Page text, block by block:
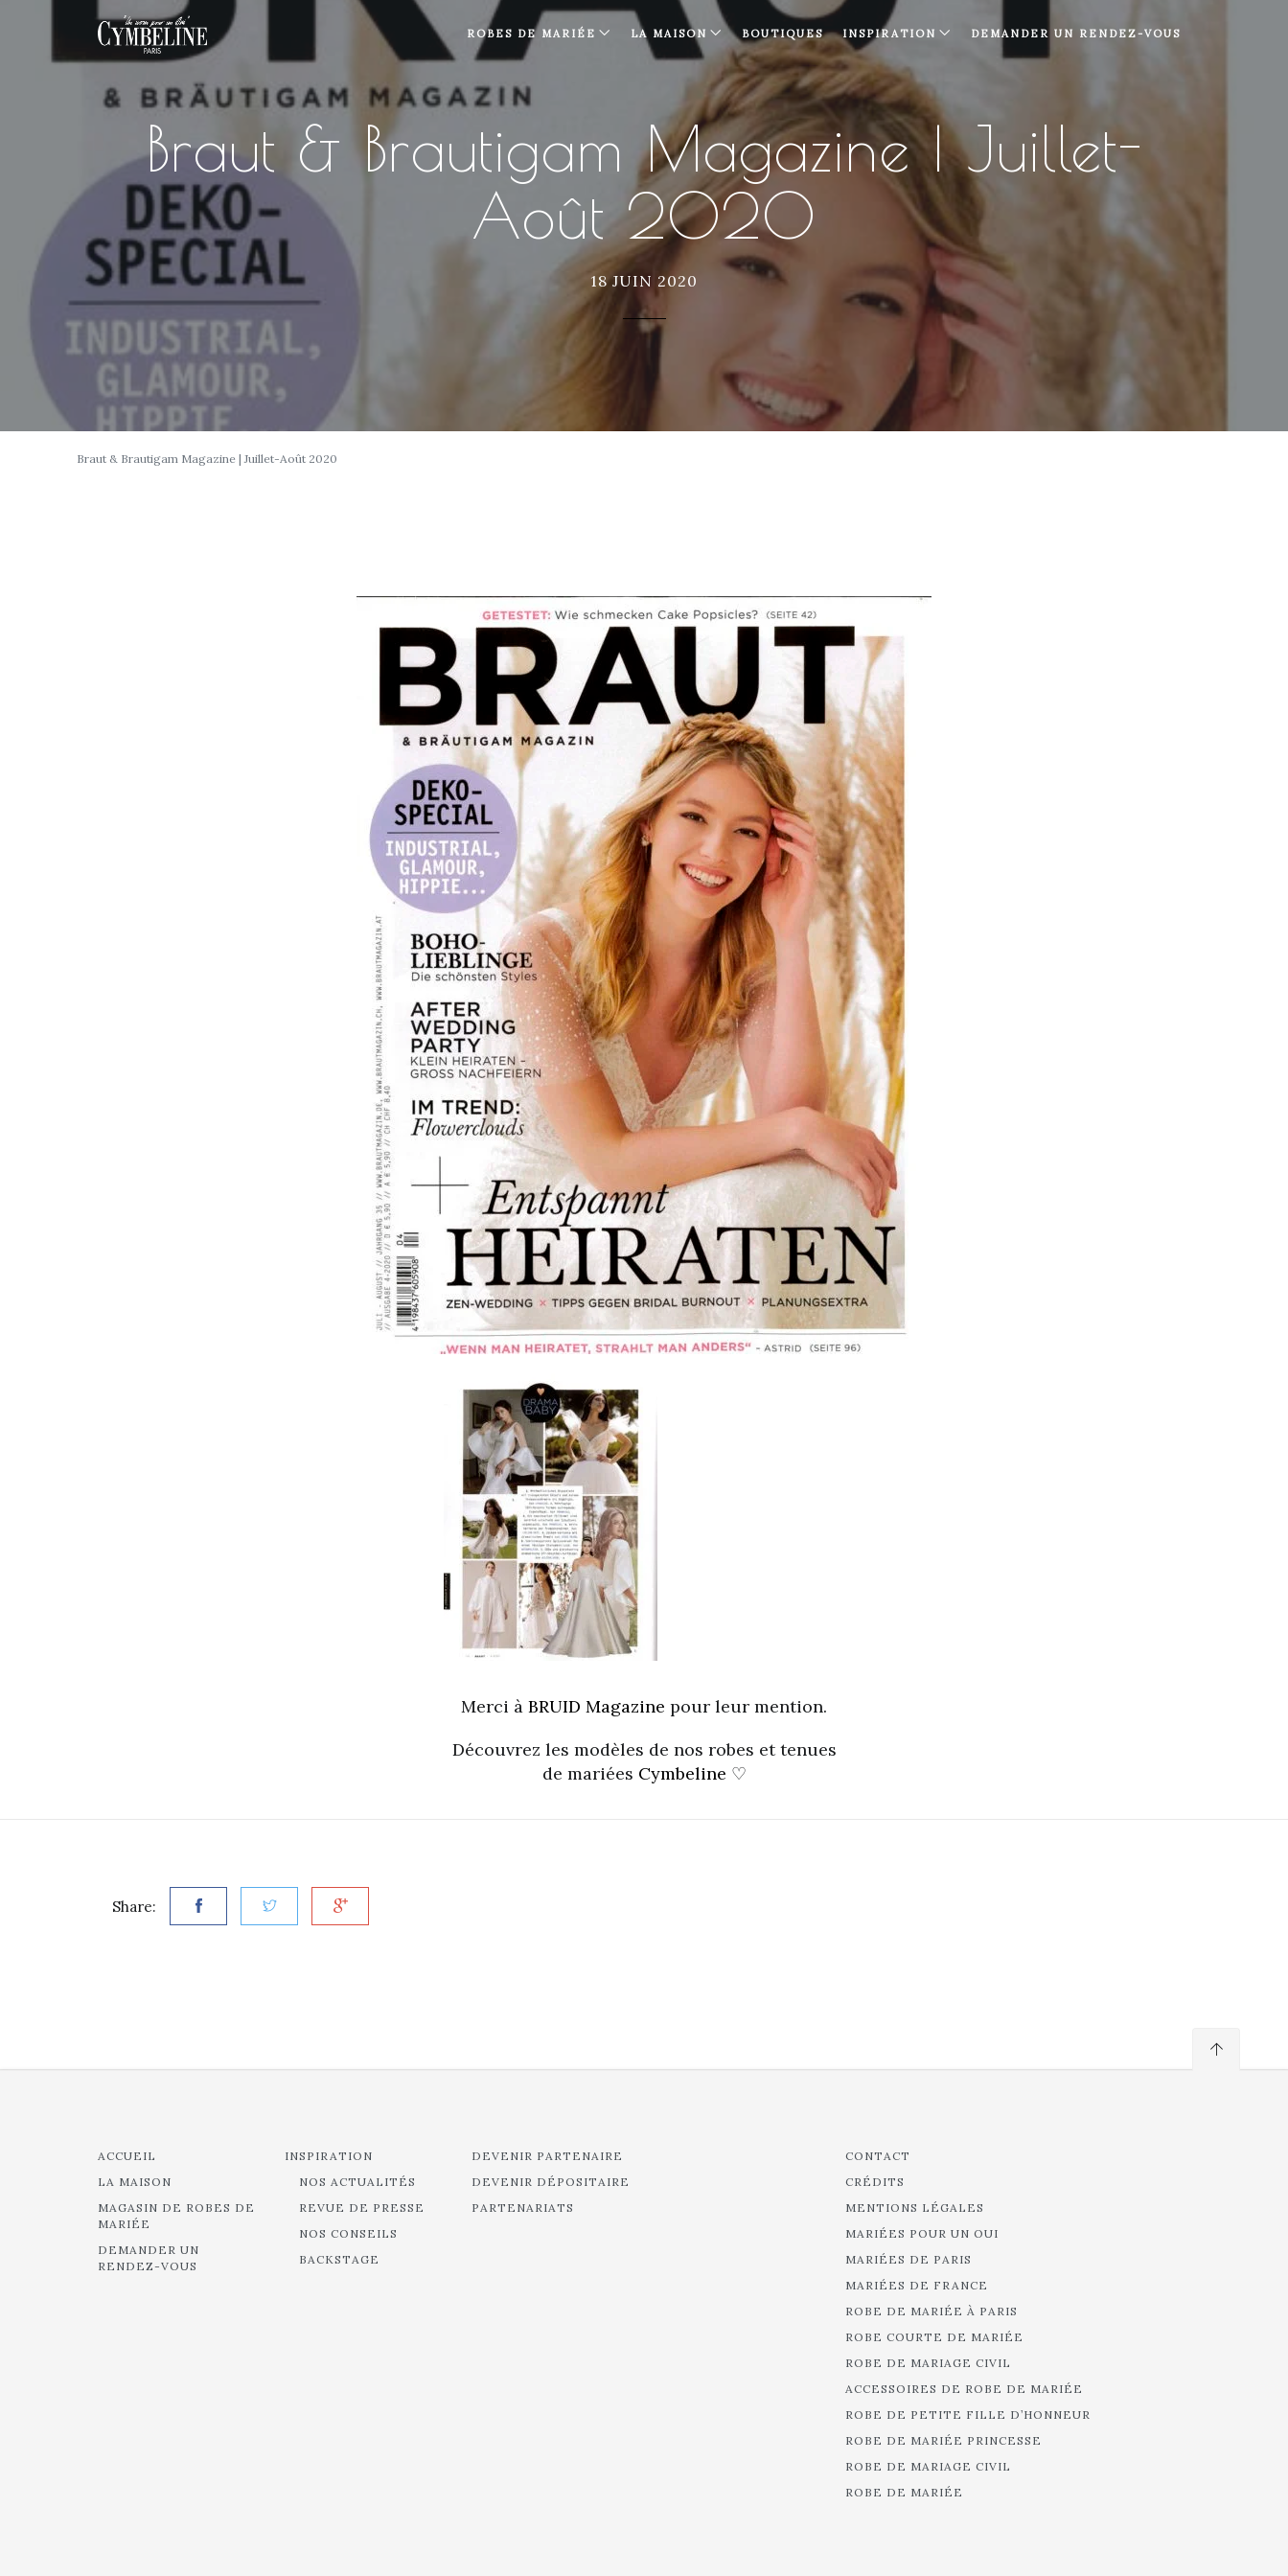
ROBES DE MARIÉE LA MAISON BOUTIQUES INSPIRATION DEMANDER UN RENDEZ-VOUS
Braut & Brautigam Magazine | Juillet-
Août 2020
18 JUIN 2020
Braut & Brautigam Magazine | Juillet-Août 2020
Merci à BRUID Magazine pour leur mention.
Découvrez les modèles de nos robes et tenues
de mariées Cymbeline ♡
Share:
ACCUEIL
LA MAISON
MAGASIN DE ROBES DE
MARIÉE
DEMANDER UN
RENDEZ-VOUS
INSPIRATION
NOS ACTUALITÉS
REVUE DE PRESSE
NOS CONSEILS
BACKSTAGE
DEVENIR PARTENAIRE
DEVENIR DÉPOSITAIRE
PARTENARIATS
CONTACT
CRÉDITS
MENTIONS LÉGALES
MARIÉES POUR UN OUI
MARIÉES DE PARIS
MARIÉES DE FRANCE
ROBE DE MARIÉE À PARIS
ROBE COURTE DE MARIÉE
ROBE DE MARIAGE CIVIL
ACCESSOIRES DE ROBE DE MARIÉE
ROBE DE PETITE FILLE D’HONNEUR
ROBE DE MARIÉE PRINCESSE
ROBE DE MARIAGE CIVIL
ROBE DE MARIÉE